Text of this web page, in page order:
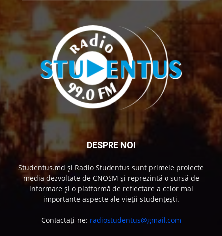
DESPRE NOI
Studentus.md și Radio Studentus sunt primele proiecte
media dezvoltate de CNOSM și reprezintă o sursă de
informare și o platformă de reflectare a celor mai
importante aspecte ale vieții studențești.
Contactați-ne: radiostudentus@gmail.com